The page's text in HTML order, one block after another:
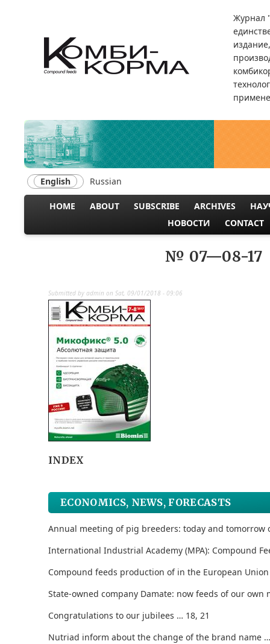
Журнал
English Russian
MAIN
HOME ABOUT SUBSCRIBE ARCHIVES
НОВОСТИ
CONTACT
№ 07—08-17
Submitted by admin on Sat, 09/01/2018 - 09:06
INDEX
ECONOMICS, NEWS, FORECASTS
Annual meeting of pig breeders: today and
International Industrial Academy (MPA): Compound
Compound feeds production of in the European
State-owned company Damate: now feeds of our own
Congratulations to our jubilees … 18, 21
Nutriad inform about the change of the brand name